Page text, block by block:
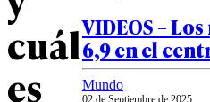
cuál
es
VIDEOS –
6,9 en el
Mundo
02 de Septiembre de 2025